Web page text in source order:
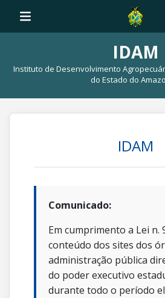
IDAM
Instituto de Desenvolvimento
do Estado do
IDAM
Comunicado:
Em cumprimento a Lei n.
conteúdo dos sites dos
administração pública
do poder executivo
durante todo o período